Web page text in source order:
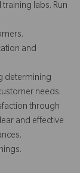
labs. Run
and
determining
needs.
through
and effective